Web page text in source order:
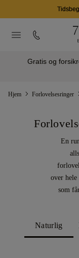
Gratis og
Hjem Forlovelsesringer
En
over hele
som
Naturlig